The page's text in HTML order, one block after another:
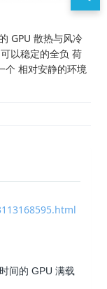
GPU 散热与风冷
以稳定的全负 荷
个 相对安静的环境
间的 GPU 满载